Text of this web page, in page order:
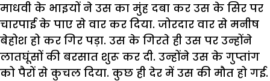
माधवी के भाइयों ने उस का मुंह दबा कर उस के सिर पर
चारपाई के पाए से वार कर दिया. जोरदार वार से मनीष
बेहोश हो कर गिर पड़ा. उस के गिरते ही उस पर उन्होंने
लातघूंसों की बरसात शुरू कर दी. उन्होंने उस के गुप्तांग
को पैरों से कुचल दिया. कुछ ही देर में उस की मौत हो गई.